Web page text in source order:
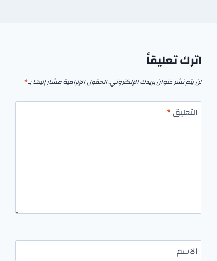
اترك تعليقاً
لن يتم نشر عنوان بريدك الإلكتروني.الحقول الإلزامية مشار إليها بـ*
التعليق*
الاسم